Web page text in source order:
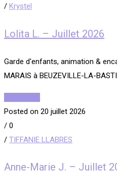
/ Krystel
Lolita L. – Juillet 2026
Garde d'enfants, animation &
MARAIS à BEUZEVILLE-LA-
Posted on 20 juillet 2026
/ 0
/ TIFFANIE LLABRES
Anne-Marie J. – Juillet